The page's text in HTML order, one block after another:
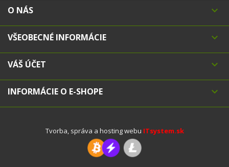
O NÁS 
VŠEOBECNÉ INFORMÁCIE 
VÁŠ ÚČET 
INFORMÁCIE O E-SHOPE 
Tvorba, správa a hosting webu ITsystem.sk